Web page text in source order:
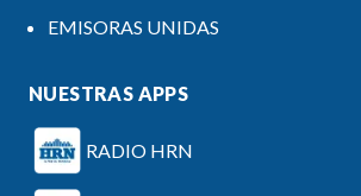
EMISORAS UNIDAS
NUESTRAS APPS
RADIO HRN